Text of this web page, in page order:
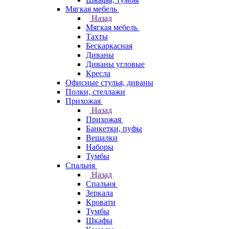
Мягкая мебель
Назад
Мягкая мебель
Тахты
Бескаркасная
Диваны
Диваны угловые
Кресла
Офисные стулья, диваны
Полки, стеллажи
Прихожая
Назад
Прихожая
Банкетки, пуфы
Вешалки
Наборы
Тумбы
Спальня
Назад
Спальня
Зеркала
Кровати
Тумбы
Шкафы